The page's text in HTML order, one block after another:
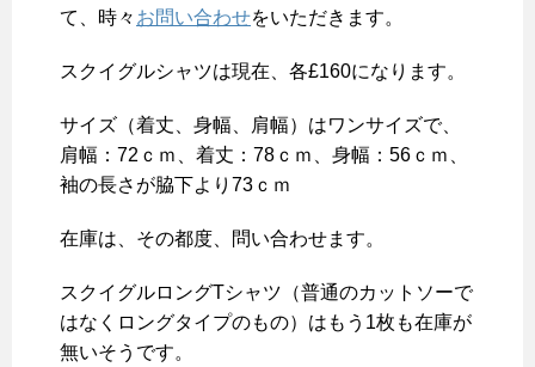
て、時々 お問い合わせをいただきます。
スクイグルシャツは現在、各£160になります。
サイズ（着丈、身幅、肩幅）はワンサイズで、
肩幅：72ｃｍ、着丈：78ｃｍ、身幅：56ｃｍ、
袖の長さが脇下より73ｃｍ
在庫は、その都度、問い合わせます。
スクイグルロングTシャツ（普通のカットソーで
はなくロングタイプのもの）はもう1枚も在庫が
無いそうです。